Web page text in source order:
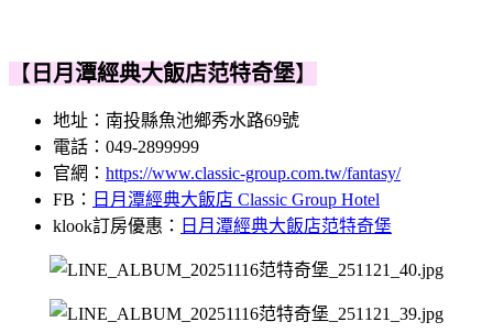
【 日月潭經典大飯店范特奇堡】
地址： 南投縣魚池鄉秀水路69號
電話： 049-2899999
官網： https://www.classic-group.com.tw/fantasy/
FB： 日月潭經典大飯店 Classic Group Hotel
klook訂房優惠： 日月潭經典大飯店范特奇堡